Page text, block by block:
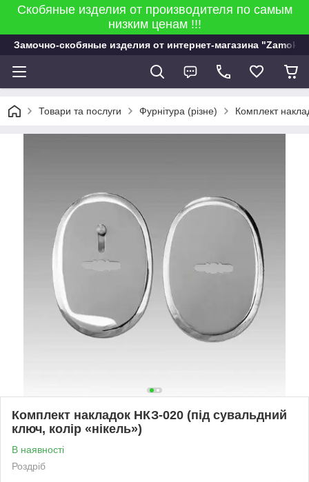
Скобяные изделия от производителя по самым
низким ценам !!!
Замочно-скобяные изделия от интернет-магазина "Zamok
Товари та послуги Фурнітура (різне) Комплект
Комплект накладок НКЗ-020 (під сувальдний
ключ, колір «нікель»)
В наявності
Роздріб